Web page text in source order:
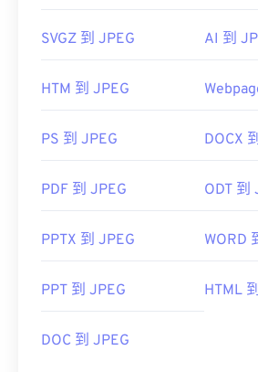
SVGZ 到 JPEG AI 到
HTM 到 JPEG
PS 到 JPEG DOCX
PDF 到 JPEG ODT 到
PPTX 到 JPEG WORD
PPT 到 JPEG HTML
DOC 到 JPEG